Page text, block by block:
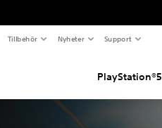
Tillbehör Nyheter Support
PlayStation®5